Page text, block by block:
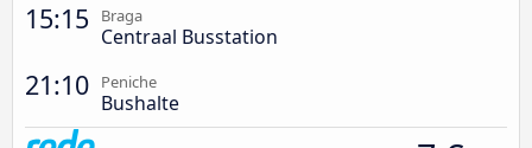
15:15 Braga
Centraal Busstation
21:10 Peniche
Bushalte